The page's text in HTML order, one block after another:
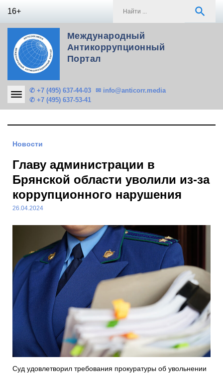
16+ search
Международный
Антикоррупционный
Портал
✆ +7 (495) 637-44-03
✆ +7 (495) 637-53-41
✉ info@anticorr.media
Новости
Главу администрации в
Брянской области уволили из-за
коррупционного нарушения
26.04.2024
Суд удовлетворил требования прокуратуры об увольнении